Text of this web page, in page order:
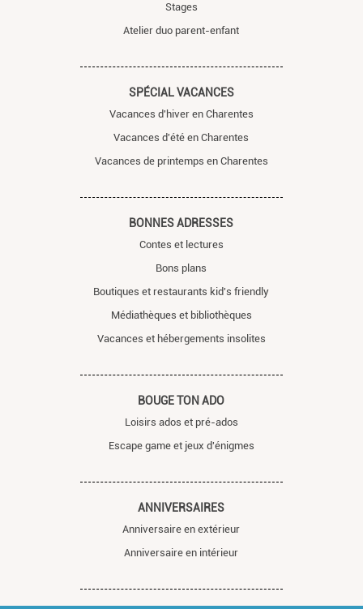
Stages
Atelier duo parent-enfant
SPÉCIAL VACANCES
Vacances d'hiver en Charentes
Vacances d'été en Charentes
Vacances de printemps en Charentes
BONNES ADRESSES
Contes et lectures
Bons plans
Boutiques et restaurants kid's friendly
Médiathèques et bibliothèques
Vacances et hébergements insolites
BOUGE TON ADO
Loisirs ados et pré-ados
Escape game et jeux d'énigmes
ANNIVERSAIRES
Anniversaire en extérieur
Anniversaire en intérieur